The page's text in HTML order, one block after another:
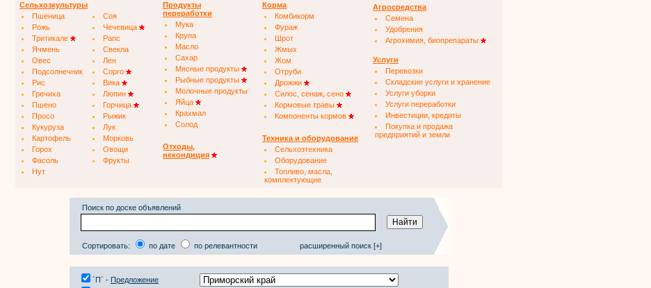
Сельхозкультуры
Пшеница
Соя
Рожь
Чечевица
Тритикале
Рапс
Ячмень
Свекла
Овес
Лен
Подсолнечник
Сорго
Рис
Вика
Гречиха
Люпин
Пшено
Горчица
Просо
Рыжик
Кукуруза
Лук
Картофель
Морковь
Горох
Овощи
Фасоль
Фрукты
Нут
Продукты
переработки
Мука
Крупа
Масло
Сахар
Мясные продукты
Рыбные продукты
Молочные продукты
Яйца
Крахмал
Солод
Отходы,
некондиция
Корма
Комбикорм
Фураж
Шрот
Жмых
Жом
Отруби
Дрожжи
Силос, сенаж, сено
Кормовые травы
Компоненты кормов
Техника и оборудование
Сельхозтехника
Оборудование
Топливо, масла,
комплектующие
Агросредства
Семена
Удобрения
Агрохимия, биопрепараты
Услуги
Перевозки
Складские услуги и хранение
Услуги уборки
Услуги переработки
Инвестиции, кредиты
Покупка и продажа
предприятий и земли
Поиск по доске объявлений
Сортировать: по дате по релевантности расширенный поиск [+]
`П` - Предложение